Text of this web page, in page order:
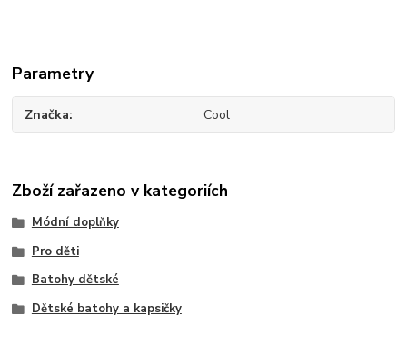
Parametry
Značka Cool
Zboží zařazeno v kategoriích
Módní doplňky
Pro děti
Batohy dětské
Dětské batohy a kapsičky